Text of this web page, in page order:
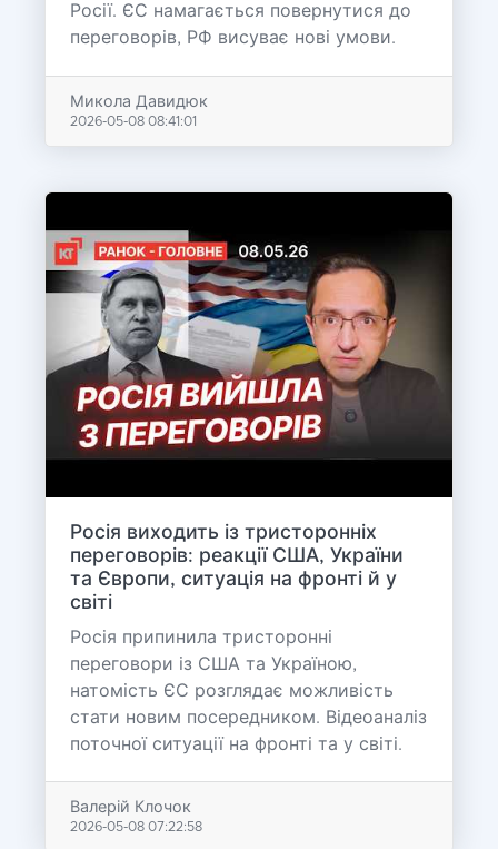
Росії. ЄС намагається повернутися до
переговорів, РФ висуває нові умови.
Микола Давидюк
2026-05-08 08:41:01
Росія виходить із тристоронніх
переговорів: реакції США, України
та Європи, ситуація на фронті й у
світі
Росія припинила тристоронні
переговори із США та Україною,
натомість ЄС розглядає можливість
стати новим посередником. Відеоаналіз
поточної ситуації на фронті та у світі.
Валерій Клочок
2026-05-08 07:22:58